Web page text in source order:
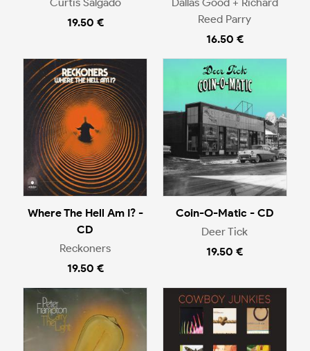
19.50 €
Reed Parry
16.50 €
Where The Hell Am I? -
CD
Reckoners
19.50 €
Coin-O-Matic - CD
Deer Tick
19.50 €